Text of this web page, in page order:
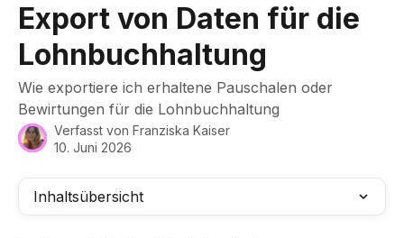
Export von Daten für die
Lohnbuchhaltung
Wie exportiere ich erhaltene Pauschalen oder
Bewirtungen für die Lohnbuchhaltung
Verfasst von Franziska Kaiser
10. Juni 2026
Inhaltsübersicht